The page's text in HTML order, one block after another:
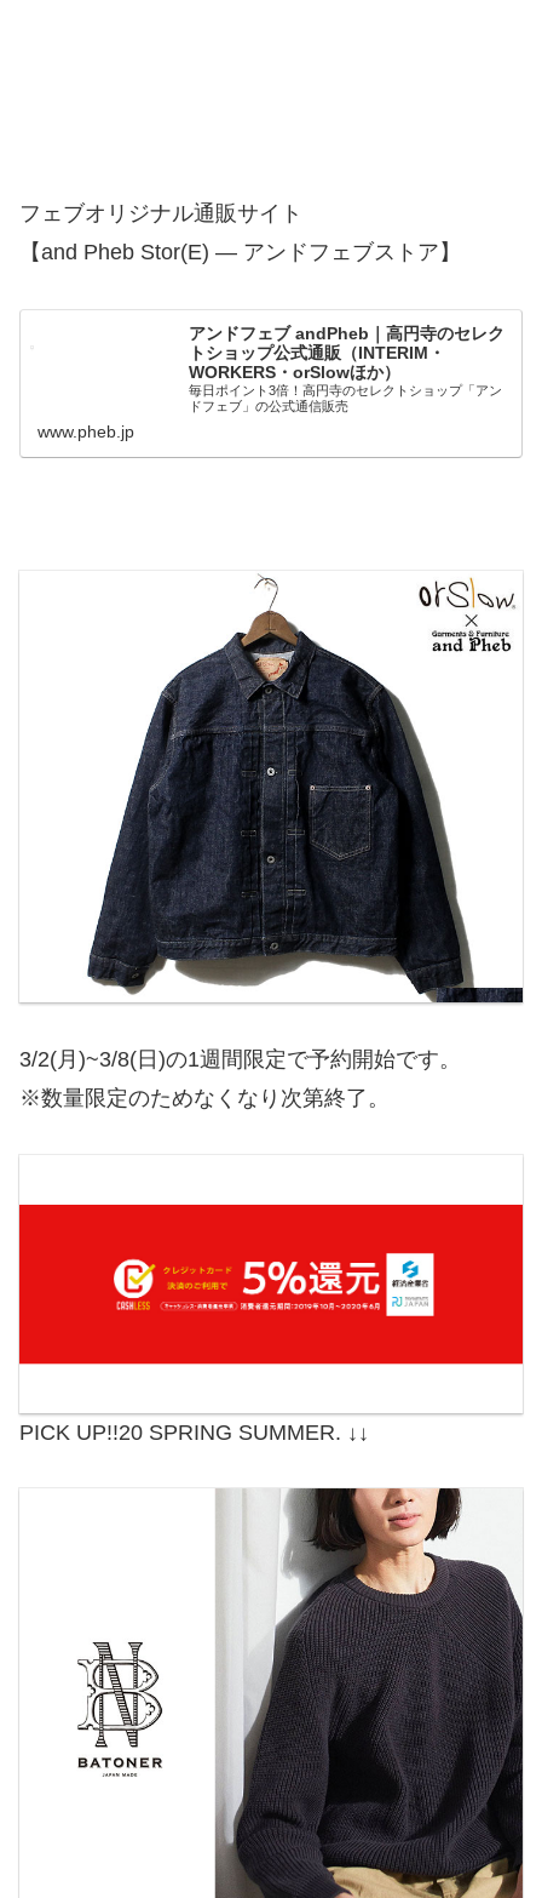
フェブオリジナル通販サイト
【and Pheb Stor(E) — アンドフェブストア】
アンドフェブ andPheb｜高円寺のセレク
トショップ公式通販（INTERIM・
WORKERS・orSlowほか）
毎日ポイント3倍！高円寺のセレクトショップ「アン
ドフェブ」の公式通信販売
www.pheb.jp
3/2(月)~3/8(日)の1週間限定で予約開始です。
※数量限定のためなくなり次第終了。
PICK UP!!20 SPRING SUMMER. ↓↓